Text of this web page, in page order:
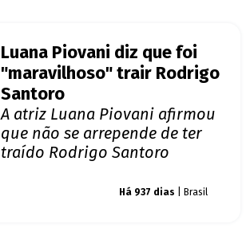
Luana Piovani diz que foi
"maravilhoso" trair Rodrigo
Santoro
A atriz Luana Piovani afirmou
que não se arrepende de ter
traído Rodrigo Santoro
Há 937 dias | Brasil